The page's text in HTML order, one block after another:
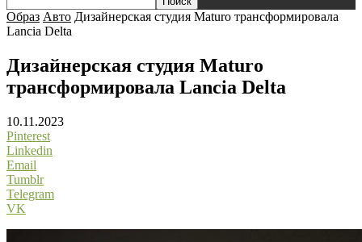
Образ Авто Дизайнерская студия Maturo трансформировала
Lancia Delta
Дизайнерская студия Maturo
трансформировала Lancia Delta
10.11.2023
Pinterest
Linkedin
Email
Tumblr
Telegram
VK